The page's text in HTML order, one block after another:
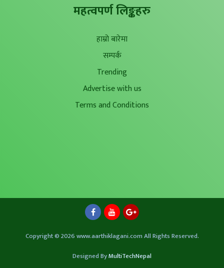
महत्वपर्ण लिङ्कहरु
हाम्रो बारेमा
सम्पर्क
Trending
Advertise with us
Terms and Conditions
Copyright © 2026 www.aarthiklagani.com All Rights Reserved.
Designed ByMultiTechNepal